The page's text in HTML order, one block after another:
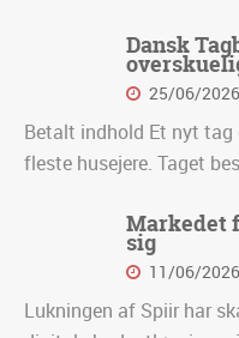
Dansk
25/06/2026
Betalt indhold Et nyt
fleste husejere. Taget
Markedet
sig
11/06/2026
Lukningen af Spiir har